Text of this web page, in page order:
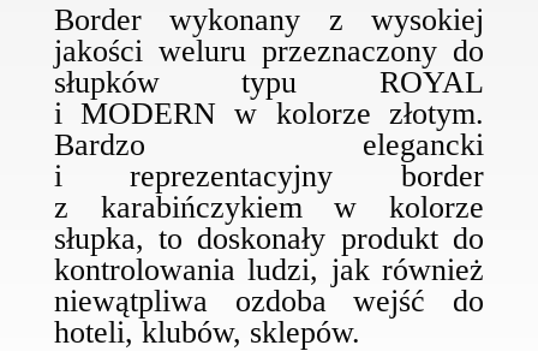
Border wykonany z wysokiej
jakości weluru przeznaczony do
słupków typu ROYAL
i MODERN w kolorze złotym.
Bardzo elegancki
i reprezentacyjny border
z karabińczykiem w kolorze
słupka, to doskonały produkt do
kontrolowania ludzi, jak również
niewątpliwa ozdoba wejść do
hoteli, klubów, sklepów.